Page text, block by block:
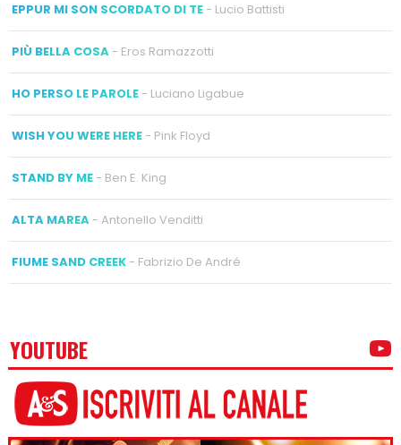
EPPUR MI SON SCORDATO DI TE- Lucio Battisti
PIÙ BELLA COSA- Eros Ramazzotti
HO PERSO LE PAROLE- Luciano Ligabue
WISH YOU WERE HERE- Pink Floyd
STAND BY ME- Ben E. King
ALTA MAREA- Antonello Venditti
FIUME SAND CREEK- Fabrizio De André
YOUTUBE